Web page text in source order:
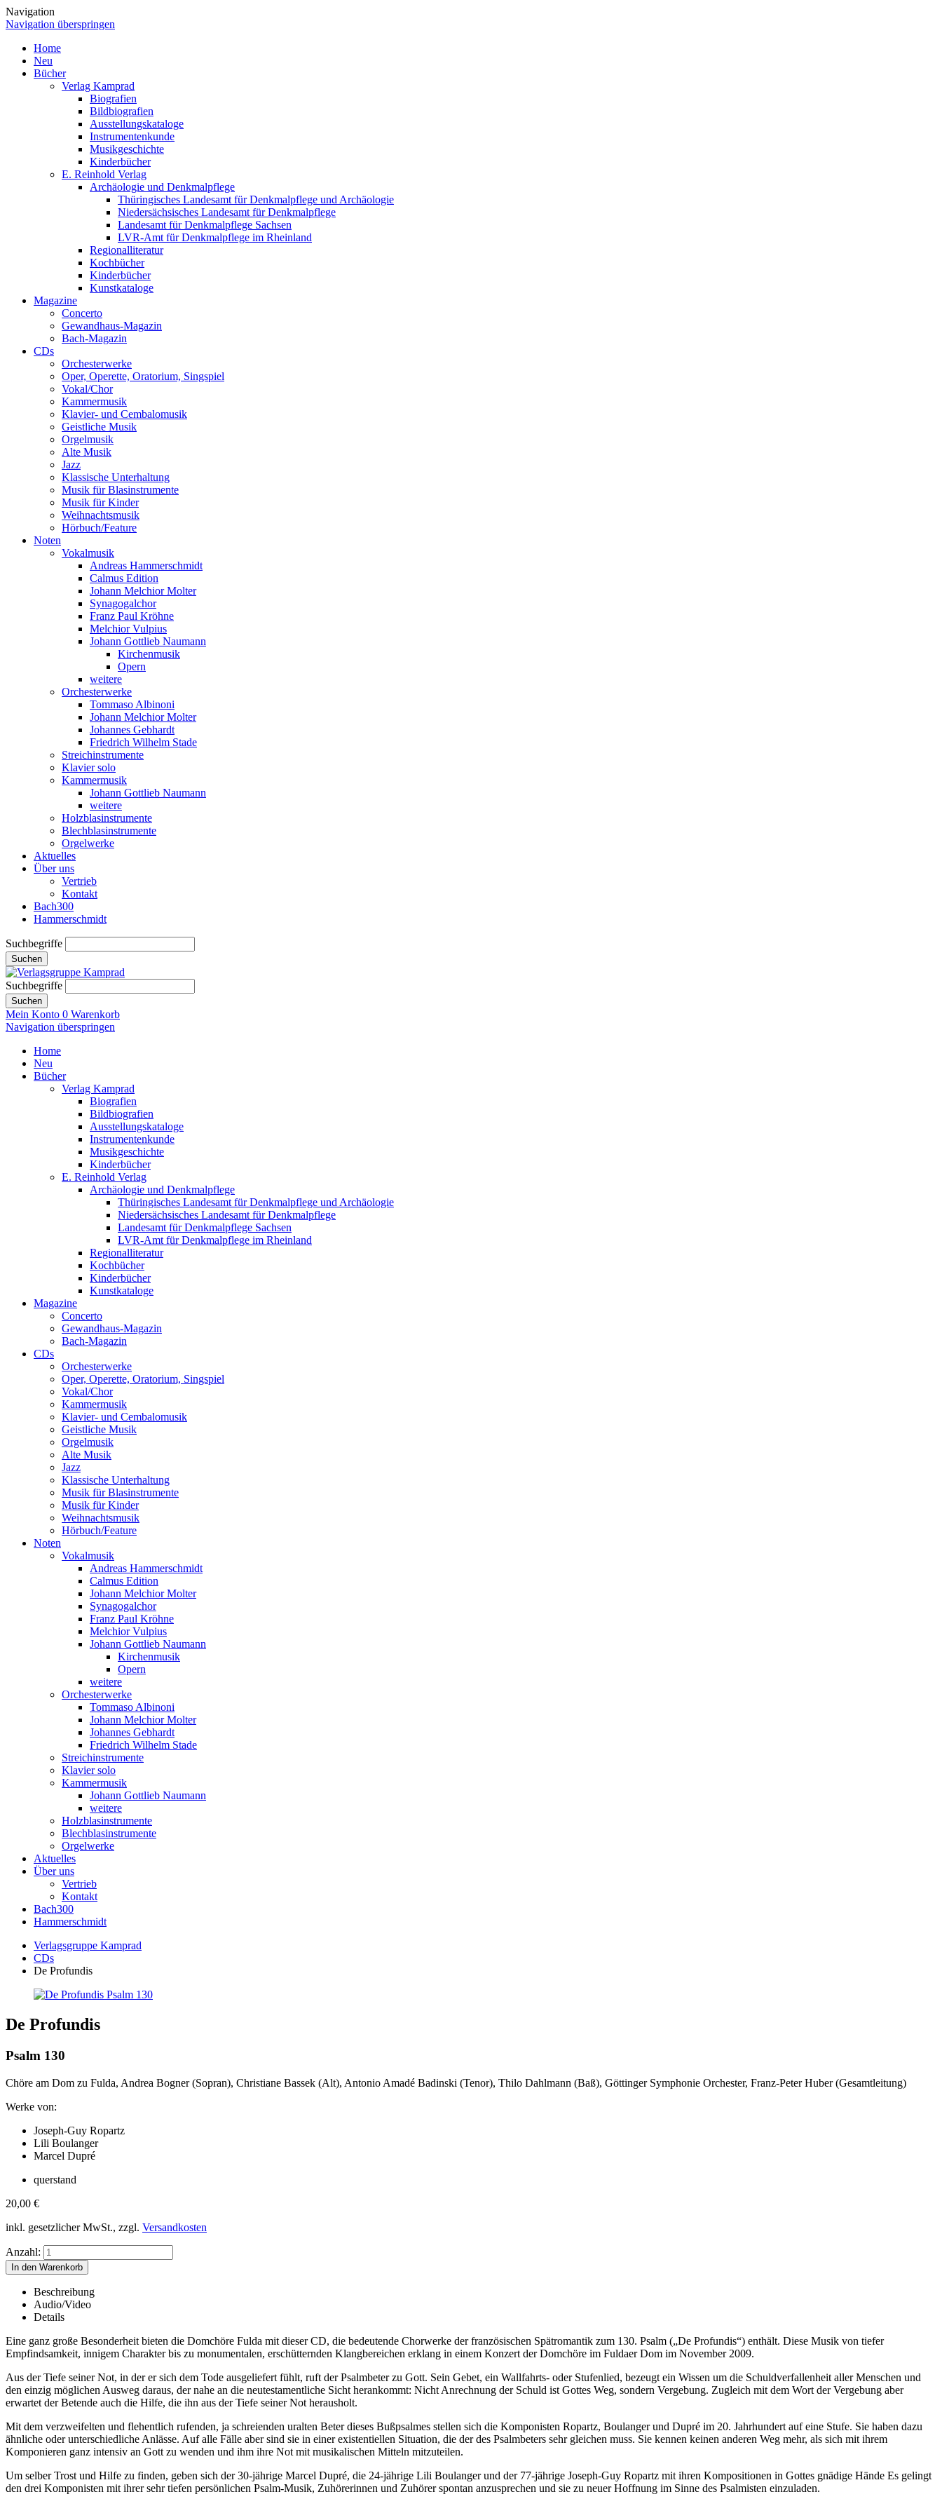
Navigation
Navigation überspringen
Home
Neu
Bücher
Verlag Kamprad
Biografien
Bildbiografien
Ausstellungskataloge
Instrumentenkunde
Musikgeschichte
Kinderbücher
E. Reinhold Verlag
Archäologie und Denkmalpflege
Thüringisches Landesamt für Denkmalpflege und Archäologie
Niedersächsisches Landesamt für Denkmalpflege
Landesamt für Denkmalpflege Sachsen
LVR-Amt für Denkmalpflege im Rheinland
Regionalliteratur
Kochbücher
Kinderbücher
Kunstkataloge
Magazine
Concerto
Gewandhaus-Magazin
Bach-Magazin
CDs
Orchesterwerke
Oper, Operette, Oratorium, Singspiel
Vokal/Chor
Kammermusik
Klavier- und Cembalomusik
Geistliche Musik
Orgelmusik
Alte Musik
Jazz
Klassische Unterhaltung
Musik für Blasinstrumente
Musik für Kinder
Weihnachtsmusik
Hörbuch/Feature
Noten
Vokalmusik
Andreas Hammerschmidt
Calmus Edition
Johann Melchior Molter
Synagogalchor
Franz Paul Kröhne
Melchior Vulpius
Johann Gottlieb Naumann
Kirchenmusik
Opern
weitere
Orchesterwerke
Tommaso Albinoni
Johann Melchior Molter
Johannes Gebhardt
Friedrich Wilhelm Stade
Streichinstrumente
Klavier solo
Kammermusik
Johann Gottlieb Naumann
weitere
Holzblasinstrumente
Blechblasinstrumente
Orgelwerke
Aktuelles
Über uns
Vertrieb
Kontakt
Bach300
Hammerschmidt
Suchbegriffe
Suchen
Suchbegriffe
Suchen
Mein Konto 0 Warenkorb
Navigation überspringen
Home
Neu
Bücher
Verlag Kamprad
Biografien
Bildbiografien
Ausstellungskataloge
Instrumentenkunde
Musikgeschichte
Kinderbücher
E. Reinhold Verlag
Archäologie und Denkmalpflege
Thüringisches Landesamt für Denkmalpflege und Archäologie
Niedersächsisches Landesamt für Denkmalpflege
Landesamt für Denkmalpflege Sachsen
LVR-Amt für Denkmalpflege im Rheinland
Regionalliteratur
Kochbücher
Kinderbücher
Kunstkataloge
Magazine
Concerto
Gewandhaus-Magazin
Bach-Magazin
CDs
Orchesterwerke
Oper, Operette, Oratorium, Singspiel
Vokal/Chor
Kammermusik
Klavier- und Cembalomusik
Geistliche Musik
Orgelmusik
Alte Musik
Jazz
Klassische Unterhaltung
Musik für Blasinstrumente
Musik für Kinder
Weihnachtsmusik
Hörbuch/Feature
Noten
Vokalmusik
Andreas Hammerschmidt
Calmus Edition
Johann Melchior Molter
Synagogalchor
Franz Paul Kröhne
Melchior Vulpius
Johann Gottlieb Naumann
Kirchenmusik
Opern
weitere
Orchesterwerke
Tommaso Albinoni
Johann Melchior Molter
Johannes Gebhardt
Friedrich Wilhelm Stade
Streichinstrumente
Klavier solo
Kammermusik
Johann Gottlieb Naumann
weitere
Holzblasinstrumente
Blechblasinstrumente
Orgelwerke
Aktuelles
Über uns
Vertrieb
Kontakt
Bach300
Hammerschmidt
Verlagsgruppe Kamprad
CDs
De Profundis
De Profundis
Psalm 130
Chöre am Dom zu Fulda, Andrea Bogner (Sopran), Christiane Bassek (Alt), Antonio Amadé Badinski (Tenor), Thilo Dahlmann (Baß), Göttinger Symphonie Orchester, Franz-Peter Huber (Gesamtleitung)
Werke von:
Joseph-Guy Ropartz
Lili Boulanger
Marcel Dupré
querstand
20,00 €
inkl. gesetzlicher MwSt., zzgl. Versandkosten
Anzahl:
Beschreibung
Audio/Video
Details
Eine ganz große Besonderheit bieten die Domchöre Fulda mit dieser CD, die bedeutende Chorwerke der französischen Spätromantik zum 130. Psalm („De Profundis“) enthält. Diese Musik von tiefer
Empfindsamkeit, innigem Charakter bis zu monumentalen, erschütternden Klangbereichen erklang in einem Konzert der Domchöre im Fuldaer Dom im November 2009.
Aus der Tiefe seiner Not, in der er sich dem Tode ausgeliefert fühlt, ruft der Psalmbeter zu Gott. Sein Gebet, ein Wallfahrts- oder Stufenlied, bezeugt ein Wissen um die Schuldverfallenheit aller Menschen und
den einzig möglichen Ausweg daraus, der nahe an die neutestamentliche Sicht herankommt: Nicht Anrechnung der Schuld ist Gottes Weg, sondern Vergebung. Zugleich mit dem Wort der Vergebung aber
erwartet der Betende auch die Hilfe, die ihn aus der Tiefe seiner Not herausholt.
Mit dem verzweifelten und flehentlich rufenden, ja schreienden uralten Beter dieses Bußpsalmes stellen sich die Komponisten Ropartz, Boulanger und Dupré im 20. Jahrhundert auf eine Stufe. Sie haben dazu
ähnliche oder unterschiedliche Anlässe. Auf alle Fälle aber sind sie in einer existentiellen Situation, die der des Psalmbeters sehr gleichen muss. Sie kennen keinen anderen Weg mehr, als sich mit ihrem
Komponieren ganz intensiv an Gott zu wenden und ihm ihre Not mit musikalischen Mitteln mitzuteilen.
Um selber Trost und Hilfe zu finden, geben sich der 30-jährige Marcel Dupré, die 24-jährige Lili Boulanger und der 77-jährige Joseph-Guy Ropartz mit ihren Kompositionen in Gottes gnädige Hände Es gelingt
den drei Komponisten mit ihrer sehr tiefen persönlichen Psalm-Musik, Zuhörerinnen und Zuhörer spontan anzusprechen und sie zu neuer Hoffnung im Sinne des Psalmisten einzuladen.